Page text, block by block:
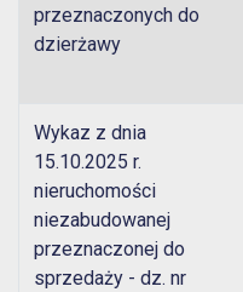
przeznaczonych do
dzierżawy
Wykaz z dnia
15.10.2025 r.
nieruchomości
niezabudowanej
przeznaczonej do
sprzedaży - dz. nr